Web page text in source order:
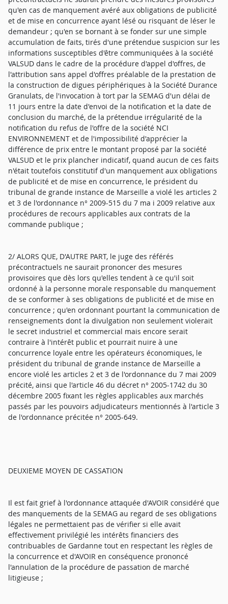
qu'en cas de manquement avéré aux obligations de publicité
et de mise en concurrence ayant lésé ou risquant de léser le
demandeur ; qu'en se bornant à se fonder sur une simple
accumulation de faits, tirés d'une prétendue suspicion sur les
informations susceptibles d'être communiquées à la société
VALSUD dans le cadre de la procédure d'appel d'offres, de
l'attribution sans appel d'offres préalable de la prestation de
la construction de digues périphériques à la Société Durance
Granulats, de l'invocation à tort par la SEMAG d'un délai de
11 jours entre la date d'envoi de la notification et la date de
conclusion du marché, de la prétendue irrégularité de la
notification du refus de l'offre de la société NCI
ENVIRONNEMENT et de l'impossibilité d'apprécier la
différence de prix entre le montant proposé par la société
VALSUD et le prix plancher indicatif, quand aucun de ces faits
n'était toutefois constitutif d'un manquement aux obligations
de publicité et de mise en concurrence, le président du
tribunal de grande instance de Marseille a violé les articles 2
et 3 de l'ordonnance n° 2009-515 du 7 ma i 2009 relative aux
procédures de recours applicables aux contrats de la
commande publique ;
2/ ALORS QUE, D'AUTRE PART, le juge des référés
précontractuels ne saurait prononcer des mesures
provisoires que dès lors qu'elles tendent à ce qu'il soit
ordonné à la personne morale responsable du manquement
de se conformer à ses obligations de publicité et de mise en
concurrence ; qu'en ordonnant pourtant la communication de
renseignements dont la divulgation non seulement violerait
le secret industriel et commercial mais encore serait
contraire à l'intérêt public et pourrait nuire à une
concurrence loyale entre les opérateurs économiques, le
président du tribunal de grande instance de Marseille a
encore violé les articles 2 et 3 de l'ordonnance du 7 mai 2009
précité, ainsi que l'article 46 du décret n° 2005-1742 du 30
décembre 2005 fixant les règles applicables aux marchés
passés par les pouvoirs adjudicateurs mentionnés à l'article 3
de l'ordonnance précitée n° 2005-649.
DEUXIEME MOYEN DE CASSATION
Il est fait grief à l'ordonnance attaquée d'AVOIR considéré que
des manquements de la SEMAG au regard de ses obligations
légales ne permettaient pas de vérifier si elle avait
effectivement privilégié les intérêts financiers des
contribuables de Gardanne tout en respectant les règles de
la concurrence et d'AVOIR en conséquence prononcé
l'annulation de la procédure de passation de marché
litigieuse ;